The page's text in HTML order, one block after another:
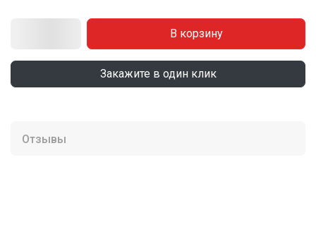
В корзину
Закажите в один клик
Отзывы